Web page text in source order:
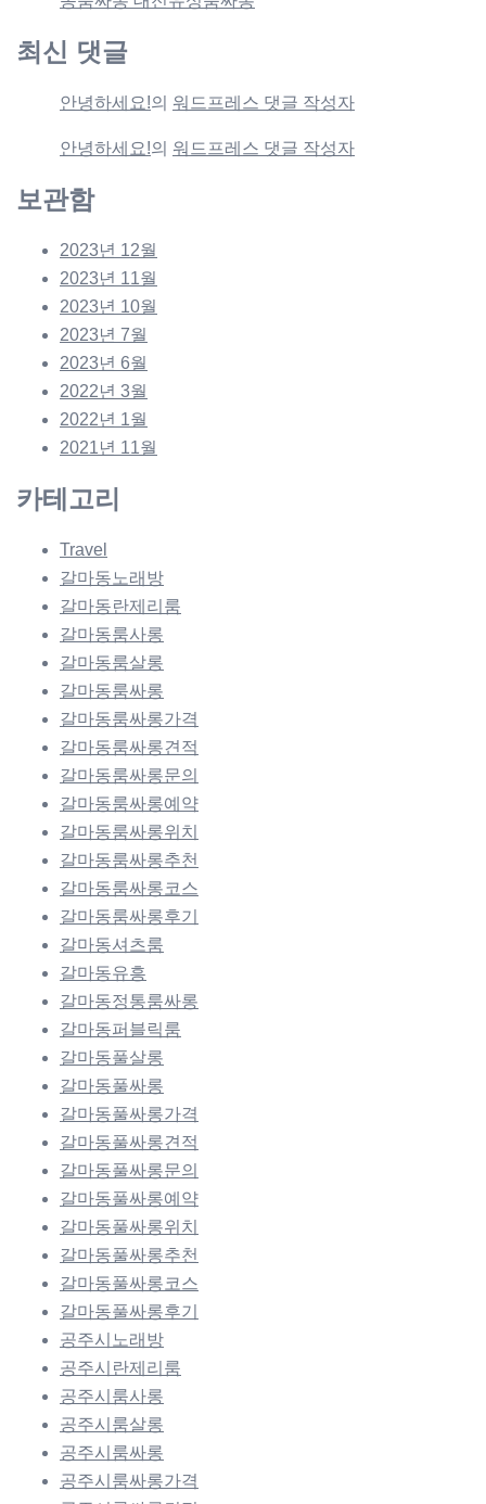
최신 댓글
안녕하세요!의 워드프레스 댓글 작성자
안녕하세요!의 워드프레스 댓글 작성자
보관함
2023년 12월
2023년 11월
2023년 10월
2023년 7월
2023년 6월
2022년 3월
2022년 1월
2021년 11월
카테고리
Travel
갈마동노래방
갈마동란제리룸
갈마동룸사롱
갈마동룸살롱
갈마동룸싸롱
갈마동룸싸롱가격
갈마동룸싸롱견적
갈마동룸싸롱문의
갈마동룸싸롱예약
갈마동룸싸롱위치
갈마동룸싸롱추천
갈마동룸싸롱코스
갈마동룸싸롱후기
갈마동셔츠룸
갈마동유흥
갈마동정통룸싸롱
갈마동퍼블릭룸
갈마동풀살롱
갈마동풀싸롱
갈마동풀싸롱가격
갈마동풀싸롱견적
갈마동풀싸롱문의
갈마동풀싸롱예약
갈마동풀싸롱위치
갈마동풀싸롱추천
갈마동풀싸롱코스
갈마동풀싸롱후기
공주시노래방
공주시란제리룸
공주시룸사롱
공주시룸살롱
공주시룸싸롱
공주시룸싸롱가격